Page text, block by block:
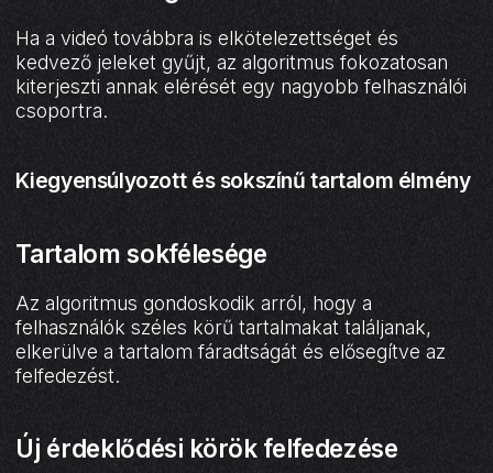
Ha a videó továbbra is elkötelezettséget és
kedvező jeleket gyűjt, az algoritmus fokozatosan
kiterjeszti annak elérését egy nagyobb felhasználói
csoportra.
Kiegyensúlyozott és sokszínű tartalom élmény
Tartalom sokfélesége
Az algoritmus gondoskodik arról, hogy a
felhasználók széles körű tartalmakat találjanak,
elkerülve a tartalom fáradtságát és elősegítve az
felfedezést.
Új érdeklődési körök felfedezése